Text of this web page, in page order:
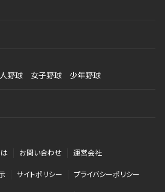
野球 女子野球 少年野球
お問い合わせ 運営会社
サイトポリシー プライバシーポリシー